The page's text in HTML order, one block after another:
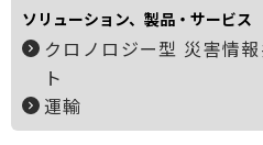
ソリューション、製品・サービス
クロノロジー型 災害情
ト
運輸